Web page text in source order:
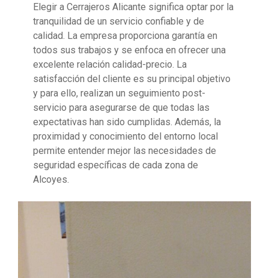
Elegir a Cerrajeros Alicante significa optar por la
tranquilidad de un servicio confiable y de
calidad. La empresa proporciona garantía en
todos sus trabajos y se enfoca en ofrecer una
excelente relación calidad-precio. La
satisfacción del cliente es su principal objetivo
y para ello, realizan un seguimiento post-
servicio para asegurarse de que todas las
expectativas han sido cumplidas. Además, la
proximidad y conocimiento del entorno local
permite entender mejor las necesidades de
seguridad específicas de cada zona de
Alcoyes.